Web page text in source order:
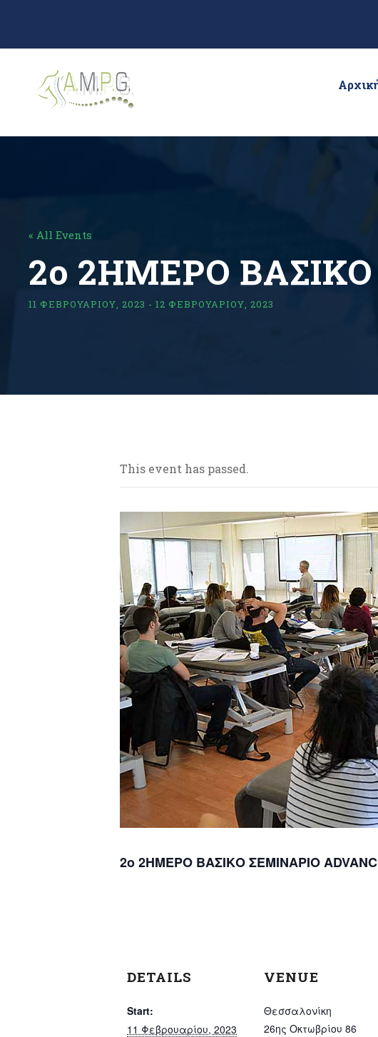
« All Events
2ο 2ΗΜΕΡΟ ΒΑΣΙΚΟ
11 ΦΕΒΡΟΥΑΡΊΟΥ, 2023 - 12 ΦΕΒΡΟΥΑΡΊΟΥ, 2023
This event has passed.
2ο 2ΗΜΕΡΟ ΒΑΣΙΚΟ ΣΕΜΙΝΑΡΙΟ
DETAILS
Start:
11 Φεβρουαρίου, 2023
VENUE
Θεσσαλονίκη
26ης Οκτωβρίου 86